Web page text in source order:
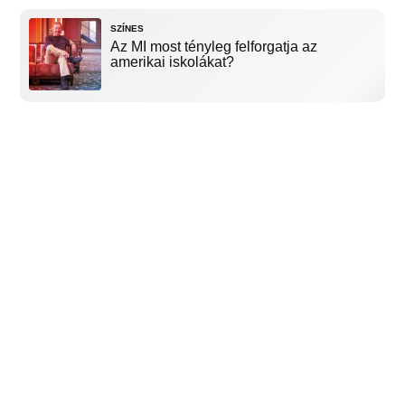
SZÍNES
Az MI most tényleg felforgatja az
amerikai iskolákat?